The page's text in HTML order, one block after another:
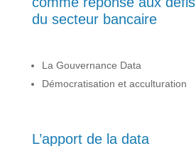
du secteur bancaire
La Gouvernance Data
Démocratisation et acculturation
L’apport de la data